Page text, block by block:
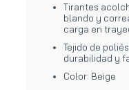
Tirantes
blando y
carga en
Tejido de
durabilidad y
Color: Beige